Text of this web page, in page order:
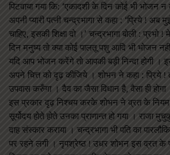
पिटवाया गया कि: ‘एकादशी के दिन कोई भी
अपनी प्यारी पत्नी चन्द्रभागा से कहा : ‘प्रिये !
चाहिए, इसकी शिक्षा दो ।’ चन्द्रभागा बोली :
दिन मनुष्य तो क्या कोई पालतू पशु आदि भी भोजन
यदि आप भोजन करेंगे तो आपकी बड़ी निन्दा होगी ।
अपने चित्त को दृढ़ कीजिये । शोभन ने कहा : प्रिये !
उपवास करुँगा । दैव का जैसा विधान है, वैसा ही
इस प्रकार दृढ़ निश्चय करके शोभन ने व्रत के नियम
सूर्योदय होते होते उनका प्राणान्त हो गया । राजा
दाह संस्कार कराया । चन्द्रभागा भी पति का
पर रहने लगी । नृपश्रेष्ठ ! उधर शोभन इस व्रत के